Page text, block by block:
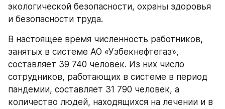
экологической безопасности, охраны здоровья
и безопасности труда.
В настоящее время численность работников,
занятых в системе АО «Узбекнефтегаз»,
составляет 39 740 человек. Из них число
сотрудников, работающих в системе в период
пандемии, составляет 31 790 человек, а
количество людей, находящихся на лечении и в